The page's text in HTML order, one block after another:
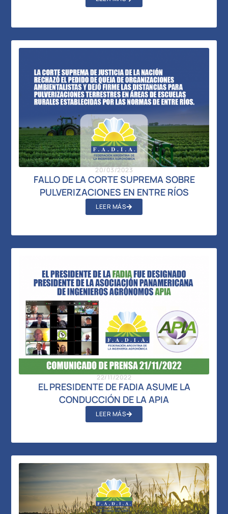
20/03/2023
FALLO DE LA CORTE SUPREMA SOBRE
PULVERIZACIONES EN ENTRE RÍOS
LEER MÁS
22/11/2022
EL PRESIDENTE DE FADIA ASUME LA
CONDUCCIÓN DE LA APIA
LEER MÁS